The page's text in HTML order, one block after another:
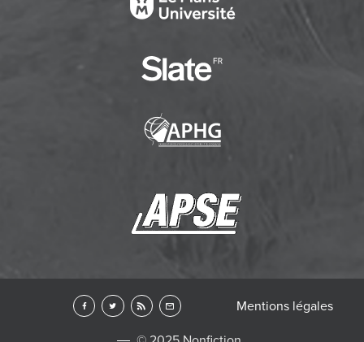
Mentions légales